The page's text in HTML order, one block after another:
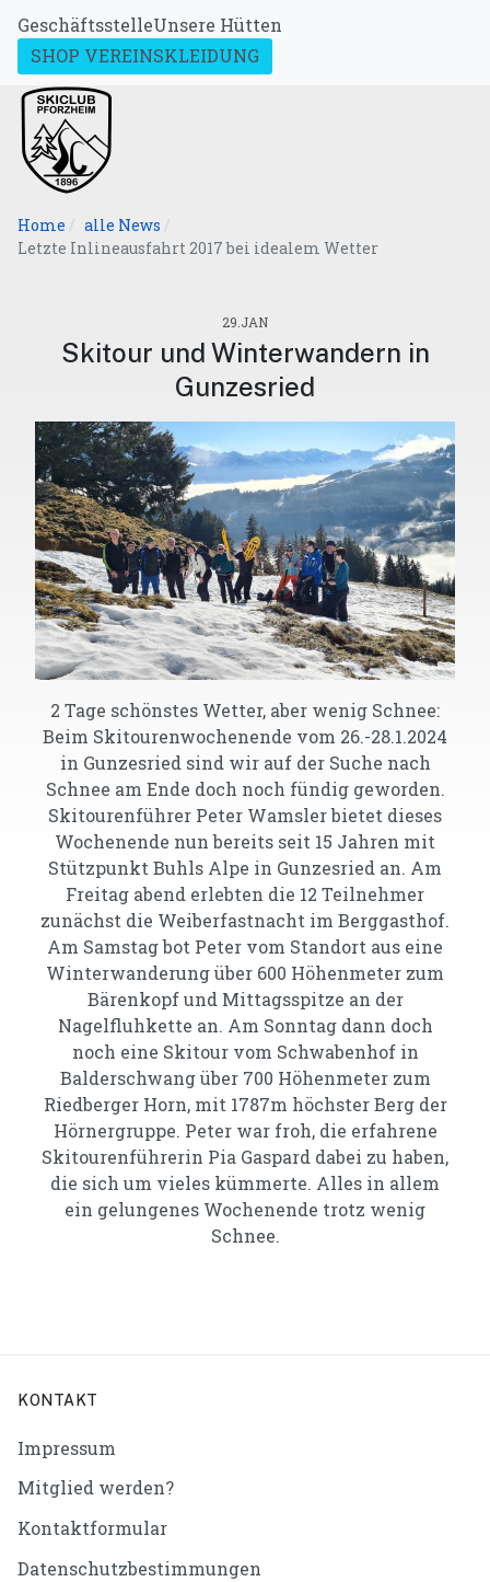
GeschäftsstelleUnsere Hütten
SHOP VEREINSKLEIDUNG
Home
alle News
Letzte Inlineausfahrt 2017 bei idealem Wetter
29.JAN
Skitour und Winterwandern in
Gunzesried
2 Tage schönstes Wetter, aber wenig Schnee:
Beim Skitourenwochenende vom 26.-28.1.2024
in Gunzesried sind wir auf der Suche nach
Schnee am Ende doch noch fündig geworden.
Skitourenführer Peter Wamsler bietet dieses
Wochenende nun bereits seit 15 Jahren mit
Stützpunkt Buhls Alpe in Gunzesried an. Am
Freitag abend erlebten die 12 Teilnehmer
zunächst die Weiberfastnacht im Berggasthof.
Am Samstag bot Peter vom Standort aus eine
Winterwanderung über 600 Höhenmeter zum
Bärenkopf und Mittagsspitze an der
Nagelfluhkette an. Am Sonntag dann doch
noch eine Skitour vom Schwabenhof in
Balderschwang über 700 Höhenmeter zum
Riedberger Horn, mit 1787m höchster Berg der
Hörnergruppe. Peter war froh, die erfahrene
Skitourenführerin Pia Gaspard dabei zu haben,
die sich um vieles kümmerte. Alles in allem
ein gelungenes Wochenende trotz wenig
Schnee.
KONTAKT
Impressum
Mitglied werden?
Kontaktformular
Datenschutzbestimmungen